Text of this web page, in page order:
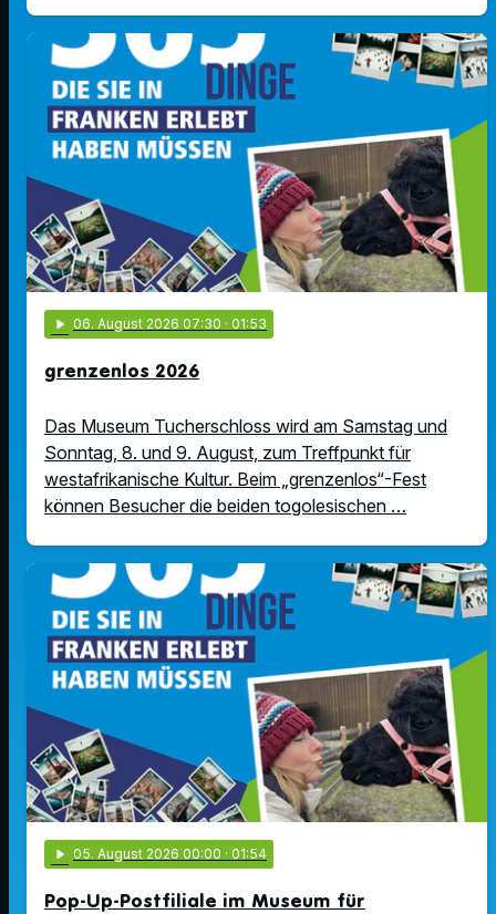
play_arrow 06. August 2026 07:30 · 01:53
grenzenlos 2026
Das Museum Tucherschloss wird am Samstag und
Sonntag, 8. und 9. August, zum Treffpunkt für
westafrikanische Kultur. Beim „grenzenlos“-Fest
können Besucher die beiden togolesischen …
play_arrow 05. August 2026 00:00 · 01:54
Pop-Up-Postfiliale im Museum für